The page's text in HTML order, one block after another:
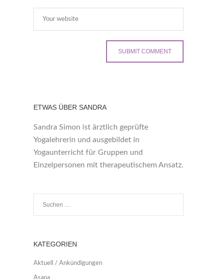
ETWAS ÜBER SANDRA
Sandra Simon ist ärztlich geprüfte
Yogalehrerin und ausgebildet in
Yogaunterricht für Gruppen und
Einzelpersonen mit therapeutischem Ansatz.
KATEGORIEN
Aktuell / Ankündigungen